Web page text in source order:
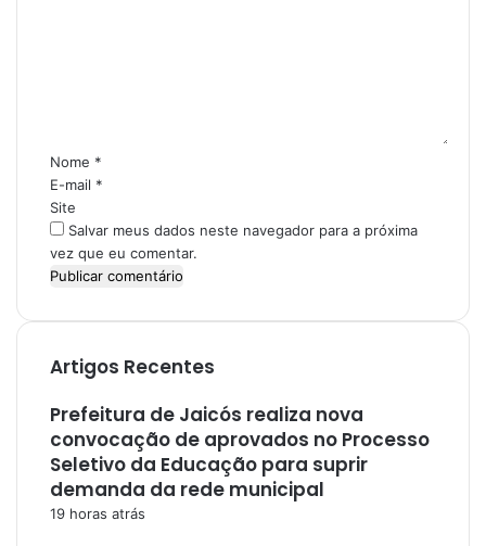
i
o
*
Nome *
E-mail *
Site
Salvar meus dados neste navegador para a próxima
vez que eu comentar.
Artigos Recentes
Prefeitura de Jaicós realiza nova
convocação de aprovados no Processo
Seletivo da Educação para suprir
demanda da rede municipal
19 horas atrás